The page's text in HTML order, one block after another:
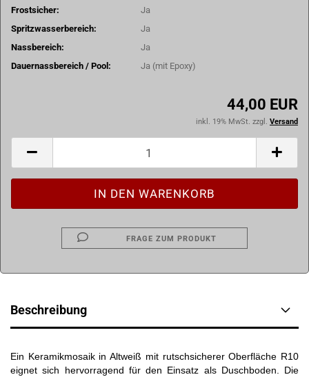
Frostsicher:
Ja
Spritzwasserbereich:
Ja
Nassbereich:
Ja
Dauernassbereich / Pool:
Ja (mit Epoxy)
44,00 EUR
inkl. 19% MwSt. zzgl. Versand
FRAGE ZUM PRODUKT
Beschreibung
Ein Keramikmosaik in Altweiß mit rutschsicherer Oberfläche R10
eignet sich hervorragend für den Einsatz als Duschboden. Die